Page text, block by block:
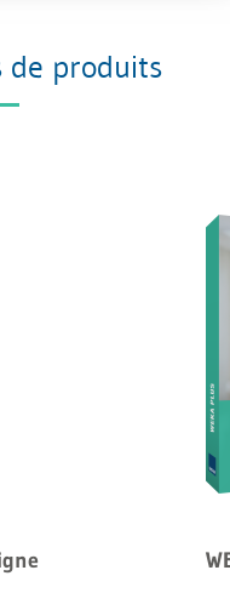
de produits